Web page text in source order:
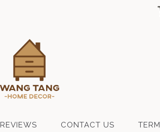
REVIEWS CONTACT US